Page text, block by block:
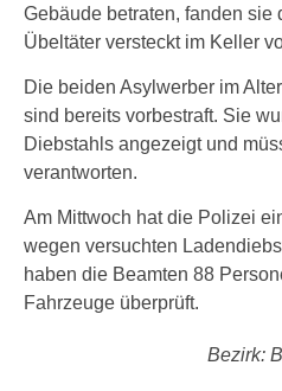
Gebäude betraten, fanden sie
Übeltäter versteckt im Keller
Die beiden Asylwerber im
sind bereits vorbestraft. Sie
Diebstahls angezeigt und
verantworten.
Am Mittwoch hat die Polizei
wegen versuchten
haben die Beamten 88
Fahrzeuge überprüft.
Bezirk: